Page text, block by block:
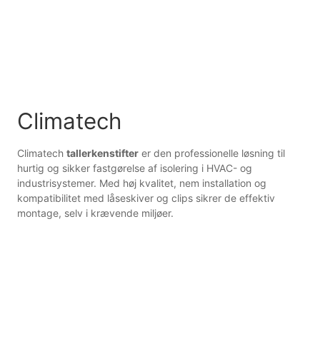
Climatech
Climatech tallerkenstifterer den professionelle løsning til
hurtig og sikker fastgørelse af isolering i HVAC- og
industrisystemer. Med høj kvalitet, nem installation og
kompatibilitet med låseskiver og clips sikrer de effektiv
montage, selv i krævende miljøer.